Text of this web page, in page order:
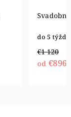
do 5
€1 120
od €896